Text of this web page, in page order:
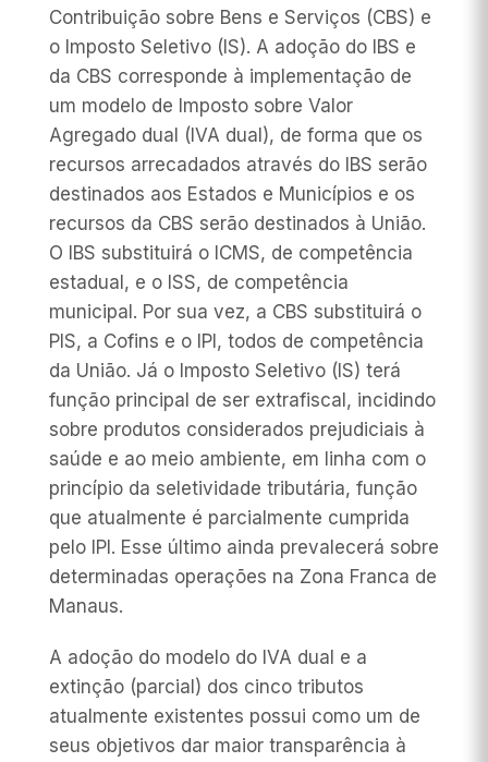
Contribuição sobre Bens e Serviços (CBS) e
o Imposto Seletivo (IS). A adoção do IBS e
da CBS corresponde à implementação de
um modelo de Imposto sobre Valor
Agregado dual (IVA dual), de forma que os
recursos arrecadados através do IBS serão
destinados aos Estados e Municípios e os
recursos da CBS serão destinados à União.
O IBS substituirá o ICMS, de competência
estadual, e o ISS, de competência
municipal. Por sua vez, a CBS substituirá o
PIS, a Cofins e o IPI, todos de competência
da União. Já o Imposto Seletivo (IS) terá
função principal de ser extrafiscal, incidindo
sobre produtos considerados prejudiciais à
saúde e ao meio ambiente, em linha com o
princípio da seletividade tributária, função
que atualmente é parcialmente cumprida
pelo IPI. Esse último ainda prevalecerá sobre
determinadas operações na Zona Franca de
Manaus.
A adoção do modelo do IVA dual e a
extinção (parcial) dos cinco tributos
atualmente existentes possui como um de
seus objetivos dar maior transparência à